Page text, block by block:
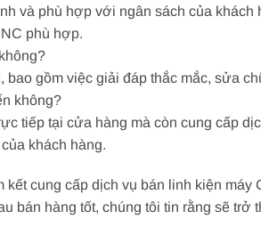
và phù hợp với ngân sách của
phù hợp.
gồm việc giải đáp thắc mắc, sửa
không?
tiếp tại cửa hàng mà còn cung cấp
khách hàng.
kết cung cấp dịch vụ bán linh kiện
bán hàng tốt, chúng tôi tin rằng sẽ